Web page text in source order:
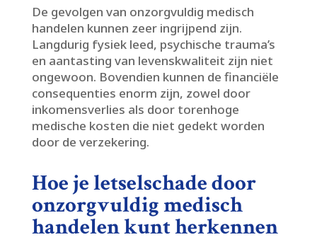
De gevolgen van onzorgvuldig medisch
handelen kunnen zeer ingrijpend zijn.​
Langdurig fysiek leed, psychische trauma’s
en aantasting van levenskwaliteit zijn niet
ongewoon.​ Bovendien kunnen de financiële
consequenties enorm zijn, zowel door
inkomensverlies als door torenhoge
medische kosten die niet gedekt worden
door de verzekering.​
Hoe je letselschade door
onzorgvuldig medisch
handelen kunt herkennen